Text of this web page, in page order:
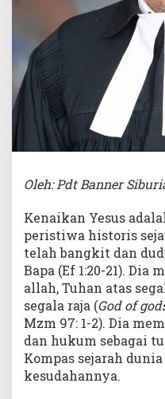
Oleh: Pdt Banner
Kenaikan Yesus
peristiwa historis
telah bangkit dan
Bapa (Ef 1:20-21). Dia
allah, Tuhan atas
segala raja (God of
Mzm 97: 1-2). Dia
dan hukum sebagai
Kompas sejarah
kesudahannya.